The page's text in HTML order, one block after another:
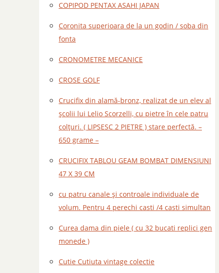
COPIPOD PENTAX ASAHI JAPAN
Coronita superioara de la un godin / soba din
fonta
CRONOMETRE MECANICE
CROSE GOLF
Crucifix din alamă-bronz, realizat de un elev al
școlii lui Lelio Scorzelli, cu pietre în cele patru
colțuri. ( LIPSESC 2 PIETRE ) stare perfectă. –
650 grame –
CRUCIFIX TABLOU GEAM BOMBAT DIMENSIUNI
47 X 39 CM
cu patru canale și controale individuale de
volum. Pentru 4 perechi casti /4 casti simultan
Curea dama din piele ( cu 32 bucati replici gen
monede )
Cutie Cutiuta vintage colectie